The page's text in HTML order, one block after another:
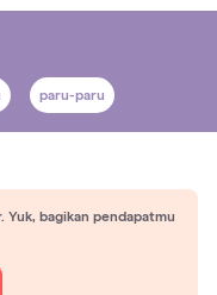
paru-paru
Yuk, bagikan pendapatmu